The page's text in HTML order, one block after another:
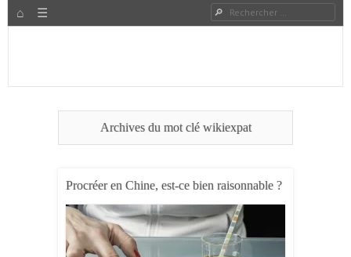
HOME Rechercher
Archives du mot clé wikiexpat
Procréer en Chine, est-ce bien raisonnable ?